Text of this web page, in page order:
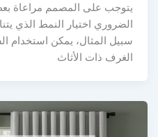
يتوجب على المصمم مراعاة
الضروري اختيار النمط الذي
سبيل المثال، يمكن استخدام
الغرف ذات الأثاث